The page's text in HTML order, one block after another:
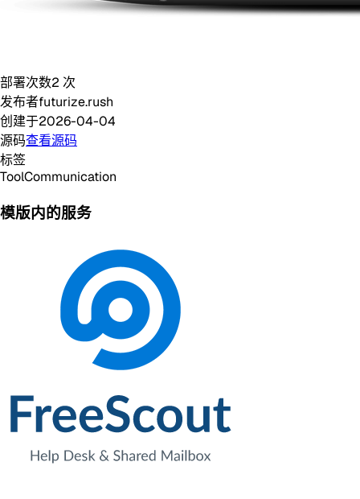
部署次数2 次
发布者futurize.rush
创建于2026-04-04
源码查看源码
标签
ToolCommunication
模版内的服务